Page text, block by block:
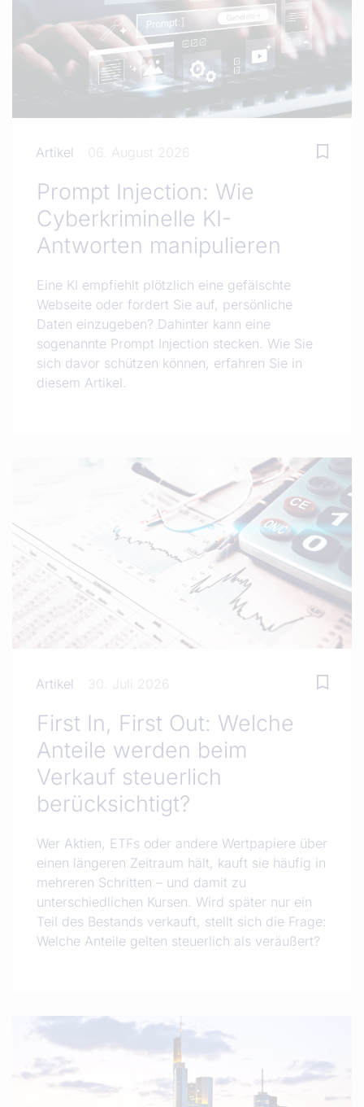
Artikel 06. August 2026
Prompt Injection: Wie
Cyberkriminelle KI-
Antworten manipulieren
Eine KI empfiehlt plötzlich eine gefälschte
Webseite oder fordert Sie auf, persönliche
Daten einzugeben? Dahinter kann eine
sogenannte Prompt Injection stecken. Wie Sie
sich davor schützen können, erfahren Sie in
diesem Artikel.
Artikel 30. Juli 2026
First In, First Out: Welche
Anteile werden beim
Verkauf steuerlich
berücksichtigt?
Wer Aktien, ETFs oder andere Wertpapiere über
einen längeren Zeitraum hält, kauft sie häufig in
mehreren Schritten – und damit zu
unterschiedlichen Kursen. Wird später nur ein
Teil des Bestands verkauft, stellt sich die Frage:
Welche Anteile gelten steuerlich als veräußert?